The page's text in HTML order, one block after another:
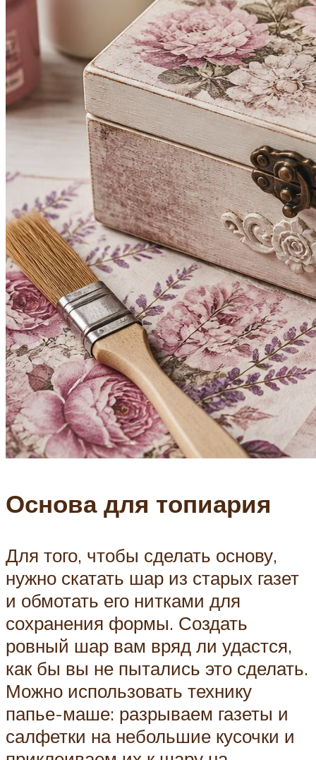
Основа для топиария
Для того, чтобы сделать основу,
нужно скатать шар из старых газет
и обмотать его нитками для
сохранения формы. Создать
ровный шар вам вряд ли удастся,
как бы вы не пытались это сделать.
Можно использовать технику
папье-маше: разрываем газеты и
салфетки на небольшие кусочки и